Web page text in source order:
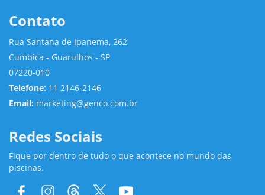
Contato
Rua Santana de Ipanema, 262
Cumbica - Guarulhos - SP
07220-010
Telefone: 11 2146-2146
Email: marketing@genco.com.br
Redes Sociais
Fique por dentro de tudo o que acontece no mundo das
piscinas.